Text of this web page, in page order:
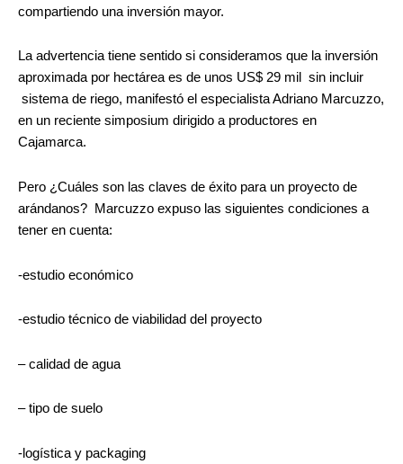
compartiendo una inversión mayor.
La advertencia tiene sentido si consideramos que la inversión
aproximada por hectárea es de unos US$ 29 mil sin incluir
sistema de riego, manifestó el especialista Adriano Marcuzzo,
en un reciente simposium dirigido a productores en
Cajamarca.
Pero ¿Cuáles son las claves de éxito para un proyecto de
arándanos? Marcuzzo expuso las siguientes condiciones a
tener en cuenta:
-estudio económico
-estudio técnico de viabilidad del proyecto
– calidad de agua
– tipo de suelo
-logística y packaging